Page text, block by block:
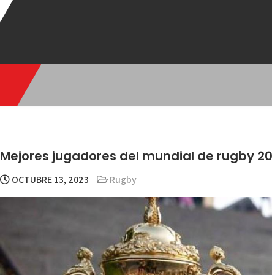
Mejores jugadores del mundial de rugby
OCTUBRE 13, 2023 Rugby